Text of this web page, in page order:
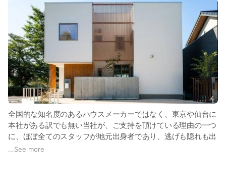
全国的な知名度のあるハウスメーカーではなく、東京や仙台に
本社がある訳でも無い当社が、ご支持を頂けている理由の一つ
に、ほぼ全てのスタッフが地元出身者であり、逃げも隠れも出
来ない地域に密着した地元企業であることがあります。
...See more